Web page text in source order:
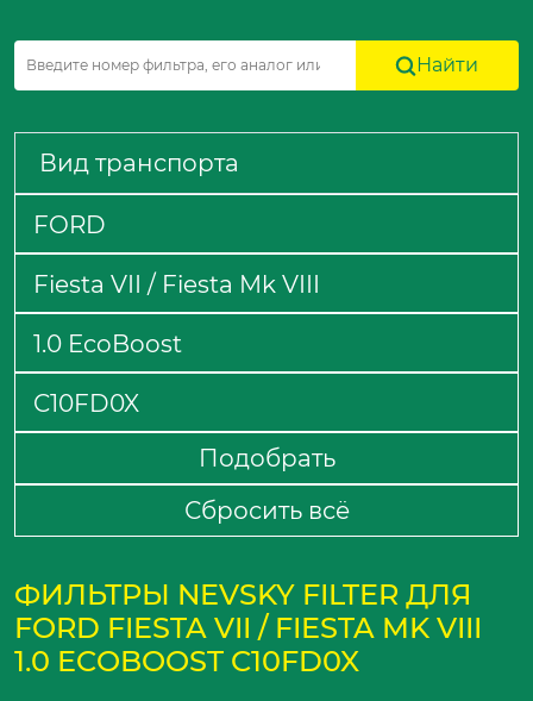
Найти
Подобрать
Сбросить всё
ФИЛЬТРЫ NEVSKY FILTER ДЛЯ
FORD FIESTA VII / FIESTA MK VIII
1.0 ECOBOOST C10FD0X